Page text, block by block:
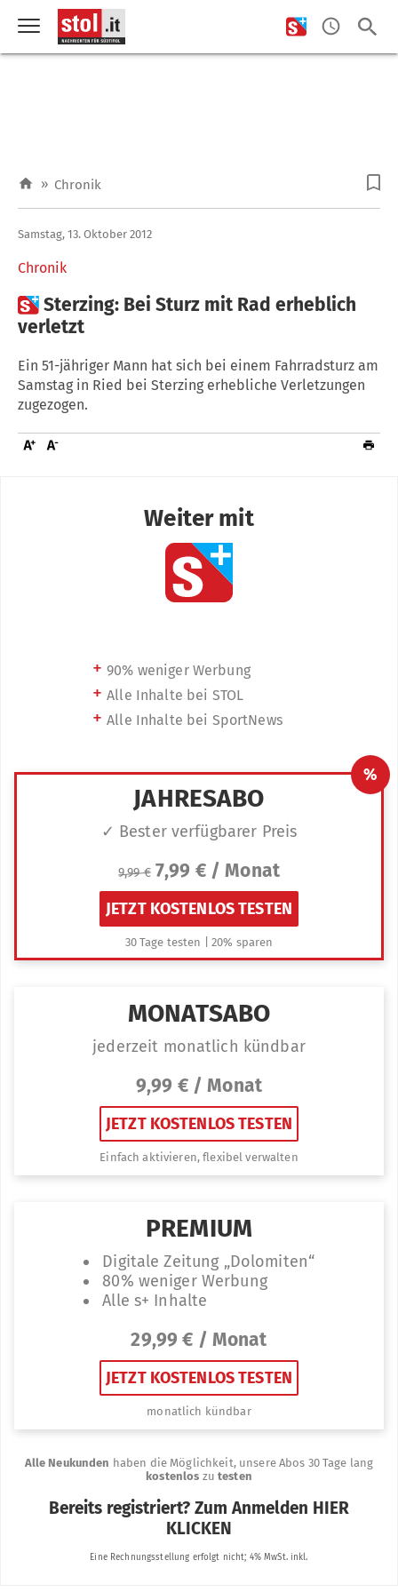
» Chronik
Chronik
Samstag, 13. Oktober 2012
Sterzing: Bei Sturz mit Rad erheblich
verletzt
Ein 51-jähriger Mann hat sich bei einem Fahrradsturz am
Samstag in Ried bei Sterzing erhebliche Verletzungen
zugezogen.